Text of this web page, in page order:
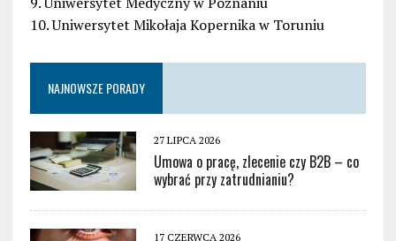
10. Uniwersytet Mikołaja Kopernika w Toruniu
NAJNOWSZE PORADY
27 LIPCA 2026
Umowa o pracę, zlecenie czy B2B – co
wybrać przy zatrudnianiu?
17 CZERWCA 2026